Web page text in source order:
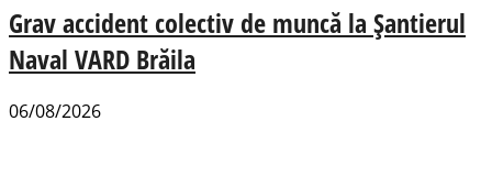
Grav accident colectiv de muncă la Șantierul
Naval VARD Brăila
06/08/2026